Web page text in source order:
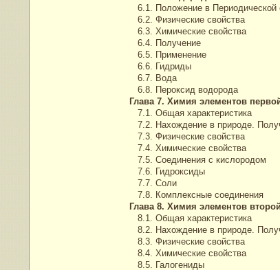
6.1. Положение в Периодической
6.2. Физические свойства
6.3. Химические свойства
6.4. Получение
6.5. Применение
6.6. Гидриды
6.7. Вода
6.8. Пероксид водорода
Глава 7. Химия элементов
7.1. Общая характеристика
7.2. Нахождение в природе.
7.3. Физические свойства
7.4. Химические свойства
7.5. Соединения с кислородом
7.6. Гидроксиды
7.7. Соли
7.8. Комплексные соединения
Глава 8. Химия элементов
8.1. Общая характеристика
8.2. Нахождение в природе.
8.3. Физические свойства
8.4. Химические свойства
8.5. Галогениды